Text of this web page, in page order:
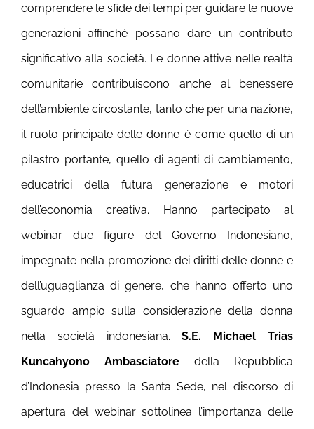
comprendere le sfide dei tempi per guidare le nuove
generazioni affinché possano dare un contributo
significativo alla società. Le donne attive nelle realtà
comunitarie contribuiscono anche al benessere
dell’ambiente circostante, tanto che per una nazione,
il ruolo principale delle donne è come quello di un
pilastro portante, quello di agenti di cambiamento,
educatrici della futura generazione e motori
dell’economia creativa. Hanno partecipato al
webinar due figure del Governo Indonesiano,
impegnate nella promozione dei diritti delle donne e
dell’uguaglianza di genere, che hanno offerto uno
sguardo ampio sulla considerazione della donna
nella società indonesiana.
S.E. Michael Trias
Kuncahyono Ambasciatoredella Repubblica
d’Indonesia presso la Santa Sede, nel discorso di
apertura del webinar sottolinea l’importanza delle